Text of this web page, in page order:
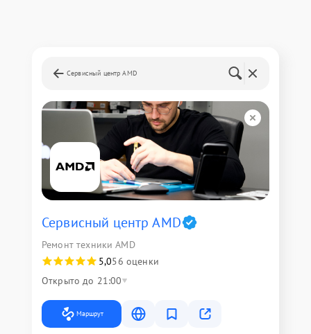
Сервисный центр AMD
Сервисный центр AMD
Ремонт техники AMD
5,056 оценки
Открыто до 21:00
Маршрут